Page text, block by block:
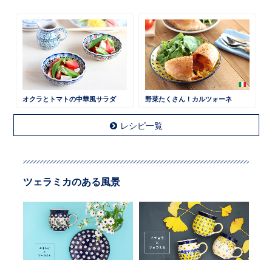
オクラとトマトの中華風サラダ 野菜たくさん！カルツォーネ
レシピ一覧
ツェラミカのある風景